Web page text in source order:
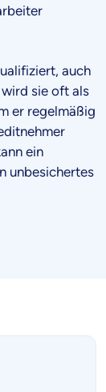
auch
sie oft als
er regelmäßig
ein
unbesichertes